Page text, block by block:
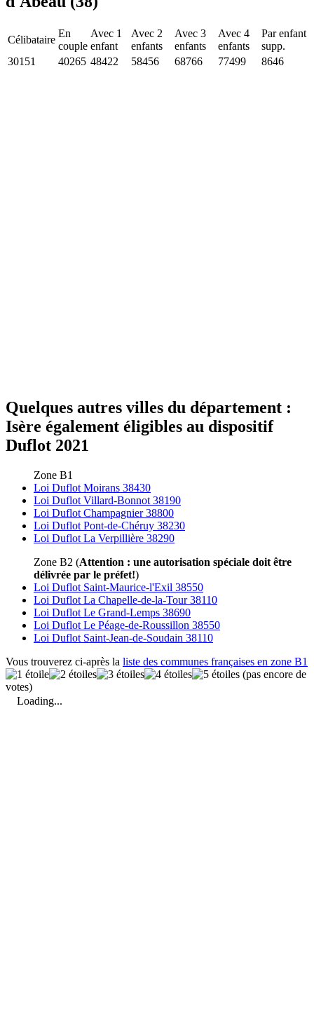
Célibataire
En
couple
Avec 1
enfant
Avec 2
enfants
Avec 3
enfants
Avec 4
enfants
Par enfant
supp.
30151
40265 48422 58456 68766 77499 8646
Quelques autres villes du département :
Isère également éligibles au dispositif
Duflot 2021
Zone B1
Loi Duflot Moirans 38430
Loi Duflot Villard-Bonnot 38190
Loi Duflot Champagnier 38800
Loi Duflot Pont-de-Chéruy 38230
Loi Duflot La Verpillière 38290
Zone B2 (Attention : une autorisation spéciale doit être
délivrée par le préfet!)
Loi Duflot Saint-Maurice-l'Exil 38550
Loi Duflot La Chapelle-de-la-Tour 38110
Loi Duflot Le Grand-Lemps 38690
Loi Duflot Le Péage-de-Roussillon 38550
Loi Duflot Saint-Jean-de-Soudain 38110
Vous trouverez ci-après la liste des communes françaises en zone B1
(pas encore de
votes)
Loading...